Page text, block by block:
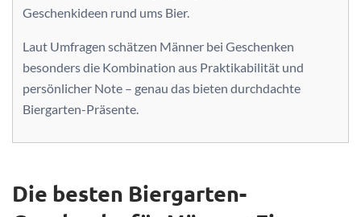
Geschenkideen rund ums Bier.
Laut Umfragen schätzen Männer bei Geschenken
besonders die Kombination aus Praktikabilität und
persönlicher Note – genau das bieten durchdachte
Biergarten-Präsente.
Die besten Biergarten-